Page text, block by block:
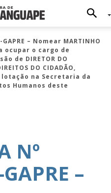
– Nomear MARTINHO
ocupar o cargo de
de DIRETOR DO
DO CIDADÃO,
lotação na Secretaria da
Humanos deste
Nº
–